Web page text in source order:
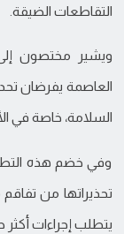
التقاطعات الضيقة.
ويشير مختصون إلى
العاصمة يفرضان
السلامة، خاصة في
وفي خضم هذه
تحذيراتها من
يتطلب إجراءات